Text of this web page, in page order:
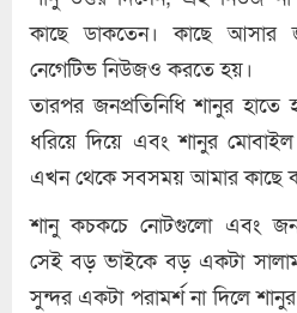
কাছে ডাকতেন। কাছে
নেগেটিভ নিউজও করতে হয়।
তারপর জনপ্রতিনিধি শানুর
ধরিয়ে দিয়ে এবং শানুর
এখন থেকে সবসময় আমার কাছে
শানু কচকচে নোটগুলো এবং
সেই বড় ভাইকে বড় একটা
সুন্দর একটা পরামর্শ না দিলে